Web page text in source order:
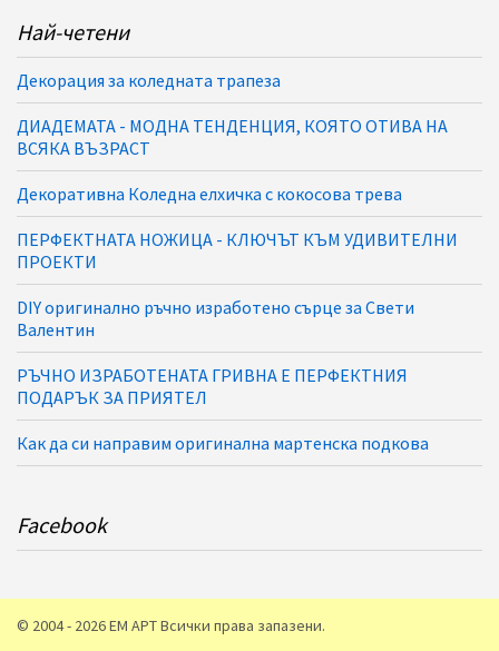
Най-четени
Декорация за коледната трапеза
ДИАДЕМАТА - МОДНА ТЕНДЕНЦИЯ, КОЯТО ОТИВА НА
ВСЯКА ВЪЗРАСТ
Декоративна Коледна елхичка с кокосова трева
ПЕРФЕКТНАТА НОЖИЦА - КЛЮЧЪТ КЪМ УДИВИТЕЛНИ
ПРОЕКТИ
DIY оригинално ръчно изработено сърце за Свети
Валентин
РЪЧНО ИЗРАБОТЕНАТА ГРИВНА Е ПЕРФЕКТНИЯ
ПОДАРЪК ЗА ПРИЯТЕЛ
Как да си направим оригинална мартенска подкова
Facebook
© 2004 - 2026 ЕМ АРТ Всички права запазени.